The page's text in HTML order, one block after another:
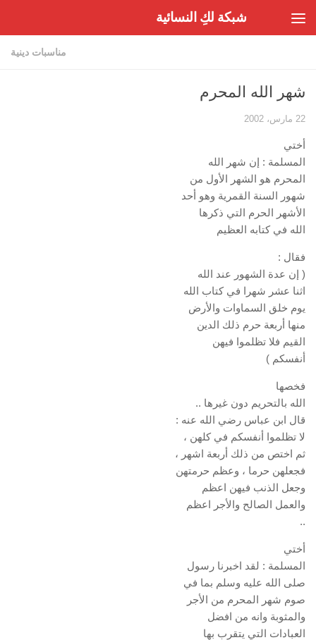
شبكة لكِ النسائية
مناسبات دينية
شهر الله المحرم
22 مارس، 2002
أختي
المسلمة : إن شهر الله
المحرم هو الشهر الأول من
شهور السنة القمرية وهو أحد
الأشهر الحرم التي ذكرها
الله في كتابه العظيم
فقال :
( إن عدة الشهور عند الله
اثنا عشر شهرا في كتاب الله
يوم خلق السماوات والأرض
منها أربعة حرم ذلك الدين
القيم فلا تظلموا فيهن
أنفسكم )
فخصها
الله بالتحريم دون غيرها ..
قال ابن عباس رضي الله عنه :
لا تظلموا أنفسكم في كلهن ،
ثم اختص من ذلك أربعة اشهر ،
فجعلهن حرما ، وعظم حرمتهن
وجعل الذنب فيهن اعظم
والعمل الصالح والأجر اعظم
..
أختي
المسلمة : لقد اخبرنا رسول
صلى الله عليه وسلم بما في
صوم شهر المحرم من الأجر
والمثوبة وانه من افضل
العبادات التي يتقرب بها